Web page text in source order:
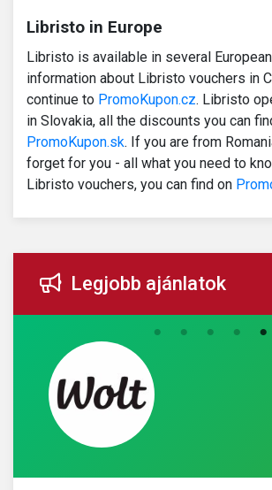
Libristo in Europe
Libristo is available in several
information about Libristo vouchers in
continue to PromoKupon.cz. Libristo
in Slovakia, all the discounts you can
PromoKupon.sk. If you are from
forget for you - all what you need to
Libristo vouchers, you can find on
Legjobb ajánlatok